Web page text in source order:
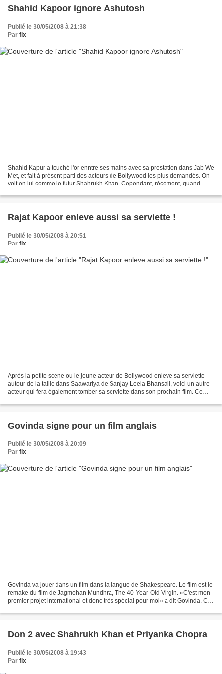
Shahid Kapoor ignore Ashutosh
Publié le 30/05/2008 à 21:38
Par fix
Shahid Kapur a touché l'or enntre ses mains avec sa prestation dans Jab We
Met, et fait à présent parti des acteurs de Bollywood les plus demandés. On
voit en lui comme le futur Shahrukh Khan. Cependant, récement, quand
Rajat Kapoor enleve aussi sa serviette !
Publié le 30/05/2008 à 20:51
Par fix
Après la petite scène ou le jeune acteur de Bollywood enleve sa serviette
autour de la taille dans Saawariya de Sanjay Leela Bhansali, voici un autre
acteur qui fera également tomber sa serviette dans son prochain film. Ce
Govinda signe pour un film anglais
Publié le 30/05/2008 à 20:09
Par fix
Govinda va jouer dans un film dans la langue de Shakespeare. Le film est le
remake du film de Jagmohan Mundhra, The 40-Year-Old Virgin. «C'est mon
premier projet international et donc très spécial pour moi» a dit Govinda. Ce
Don 2 avec Shahrukh Khan et Priyanka Chopra
Publié le 30/05/2008 à 19:43
Par fix